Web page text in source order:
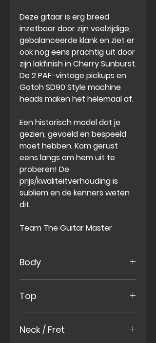
Deze gitaar is erg breed
inzetbaar door zijnveelzijdige,
gebalanceerde klanken ziet er
ook nog eens prachtig uit door
zijn lakfinish in Cherry Sunburst.
De 2PAF-vintage pickups en
Gotoh SD90 Style machine
heads maken het helemaal af.
Eenhistorisch modeldat je
gezien, gevoeld en bespeeld
moet hebben. Kom gerust
eens langs om hem uit te
proberen! De
prijs/kwaliteitverhouding is
subliem en de kenners weten
dit.
Team The Guitar Master
Body
Top
Neck / Fret